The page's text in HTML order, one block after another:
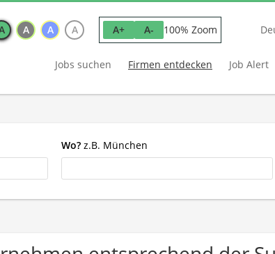
A A A A+ A- 100% Zoom
Jobs suchen Firmen entdecken Job Alert
Wo? z.B. München